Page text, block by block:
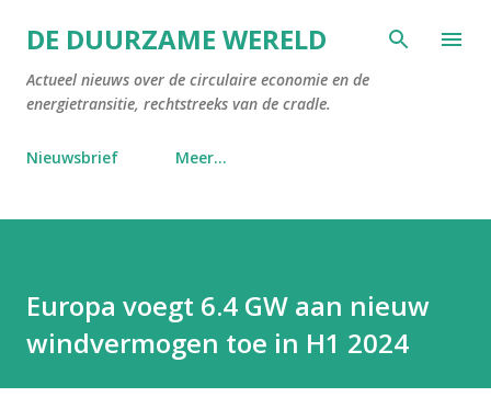
Doorgaan naar hoofdcontent
DE DUURZAME WERELD
Actueel nieuws over de circulaire economie en de
energietransitie, rechtstreeks van de cradle.
Nieuwsbrief Meer…
Europa voegt 6.4 GW aan nieuw
windvermogen toe in H1 2024